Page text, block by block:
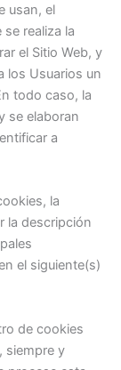
usan, el
realiza la
el Sitio Web, y
los Usuarios un
todo caso, la
se elaboran
a
la
la descripción
el siguiente(s)
de cookies
siempre y